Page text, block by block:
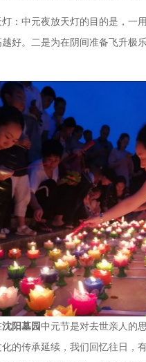
灯：中元夜放天灯的目的是，一
好。二是为在阴间准备飞升极
沈阳墓园中元节是对去世亲人的
的传承延续，我们回忆往日，